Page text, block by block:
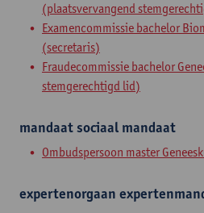
(plaatsvervangend
Examencommissie bachelor
(secretaris)
Fraudecommissie bachelor
stemgerechtigd lid)
mandaatsociaal mandaat
Ombudspersoon master
expertenorgaan